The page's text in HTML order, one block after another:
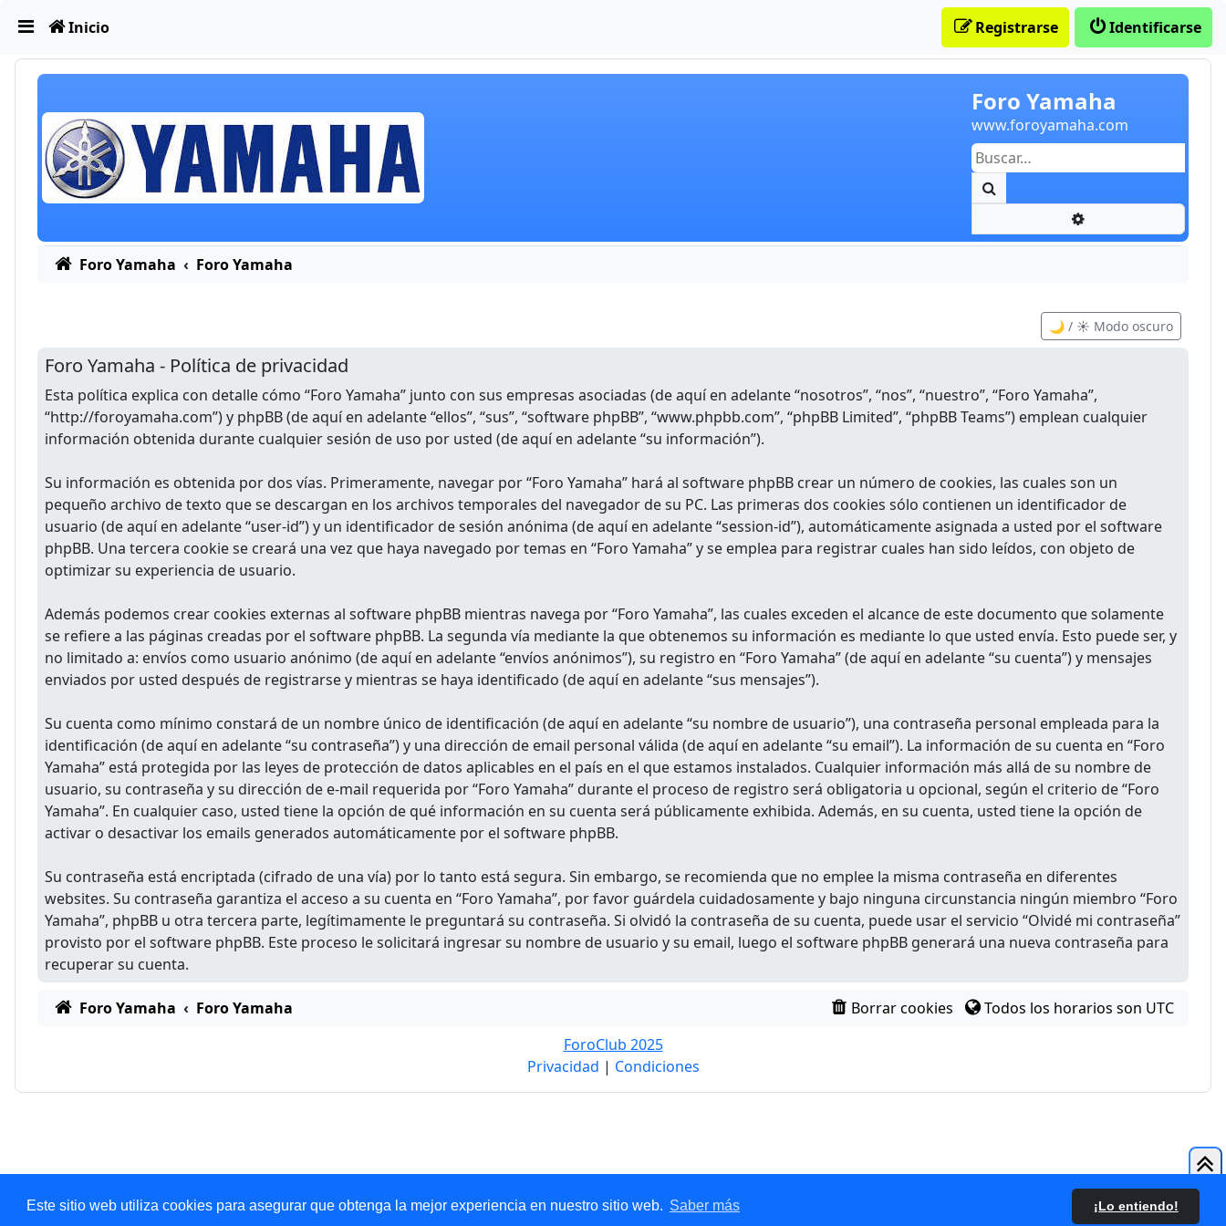
Este sitio web utiliza cookies para asegurar que obtenga la mejor experiencia en nuestro sitio web. Saber más ¡Lo entiendo!
Obviar
Foro Yamaha
www.foroyamaha.com
Inicio Identificarse
Registrarse
Foro Yamaha Foro Yamaha
🌙 / ☀️ Modo oscuro
Foro Yamaha - Política de privacidad
Esta política explica con detalle cómo “Foro Yamaha” junto con sus empresas asociadas (de aquí en adelante “nosotros”, “nos”, “nuestro”, “Foro Yamaha”,
“http://foroyamaha.com”) y phpBB (de aquí en adelante “ellos”, “sus”, “software phpBB”, “www.phpbb.com”, “phpBB Limited”, “phpBB Teams”) emplean cualquier
información obtenida durante cualquier sesión de uso por usted (de aquí en adelante “su información”).
Su información es obtenida por dos vías. Primeramente, navegar por “Foro Yamaha” hará al software phpBB crear un número de cookies, las cuales son un
pequeño archivo de texto que se descargan en los archivos temporales del navegador de su PC. Las primeras dos cookies sólo contienen un identificador de
usuario (de aquí en adelante “user-id”) y un identificador de sesión anónima (de aquí en adelante “session-id”), automáticamente asignada a usted por el software
phpBB. Una tercera cookie se creará una vez que haya navegado por temas en “Foro Yamaha” y se emplea para registrar cuales han sido leídos, con objeto de
optimizar su experiencia de usuario.
Además podemos crear cookies externas al software phpBB mientras navega por “Foro Yamaha”, las cuales exceden el alcance de este documento que solamente
se refiere a las páginas creadas por el software phpBB. La segunda vía mediante la que obtenemos su información es mediante lo que usted envía. Esto puede ser, y
no limitado a: envíos como usuario anónimo (de aquí en adelante “envíos anónimos”), su registro en “Foro Yamaha” (de aquí en adelante “su cuenta”) y mensajes
enviados por usted después de registrarse y mientras se haya identificado (de aquí en adelante “sus mensajes”).
Su cuenta como mínimo constará de un nombre único de identificación (de aquí en adelante “su nombre de usuario”), una contraseña personal empleada para la
identificación (de aquí en adelante “su contraseña”) y una dirección de email personal válida (de aquí en adelante “su email”). La información de su cuenta en “Foro
Yamaha” está protegida por las leyes de protección de datos aplicables en el país en el que estamos instalados. Cualquier información más allá de su nombre de
usuario, su contraseña y su dirección de e-mail requerida por “Foro Yamaha” durante el proceso de registro será obligatoria u opcional, según el criterio de “Foro
Yamaha”. En cualquier caso, usted tiene la opción de qué información en su cuenta será públicamente exhibida. Además, en su cuenta, usted tiene la opción de
activar o desactivar los emails generados automáticamente por el software phpBB.
Su contraseña está encriptada (cifrado de una vía) por lo tanto está segura. Sin embargo, se recomienda que no emplee la misma contraseña en diferentes
websites. Su contraseña garantiza el acceso a su cuenta en “Foro Yamaha”, por favor guárdela cuidadosamente y bajo ninguna circunstancia ningún miembro “Foro
Yamaha”, phpBB u otra tercera parte, legítimamente le preguntará su contraseña. Si olvidó la contraseña de su cuenta, puede usar el servicio “Olvidé mi contraseña”
provisto por el software phpBB. Este proceso le solicitará ingresar su nombre de usuario y su email, luego el software phpBB generará una nueva contraseña para
recuperar su cuenta.
Foro Yamaha Foro Yamaha Borrar cookies Todos los horarios son UTC
ForoClub 2025
Privacidad | Condiciones